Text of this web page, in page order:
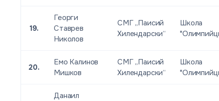
19.
Георги
Ставрев
Николов
СМГ „Паисий
Хилендарски“
Школа
20.
Емо Калинов
Мишков
СМГ „Паисий
Хилендарски“
Школа
Данаил